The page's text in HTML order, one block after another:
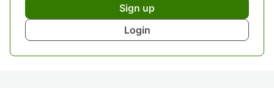
Sign up
Login